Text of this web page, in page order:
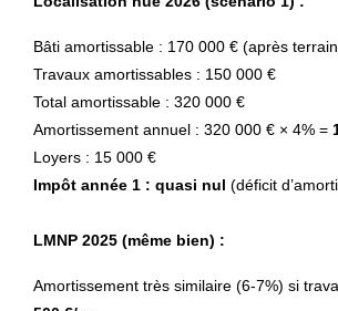
Bâti amortissable : 170 000 € (après
Travaux amortissables : 150 000 €
Total amortissable : 320 000 €
Amortissement annuel : 320 000 € × 4% =
Loyers : 15 000 €
Impôt année 1 : quasi nul (déficit
LMNP 2025 (même bien) :
Amortissement très similaire (6-7%) si